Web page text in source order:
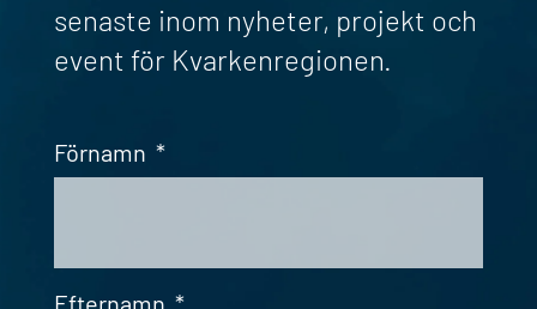
senaste inom nyheter, projekt och
event för Kvarkenregionen.
Förnamn *
Efternamn *